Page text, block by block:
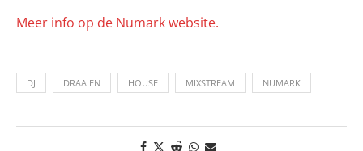
Meer info op de Numark website.
DJ DRAAIEN HOUSE MIXSTREAM NUMARK